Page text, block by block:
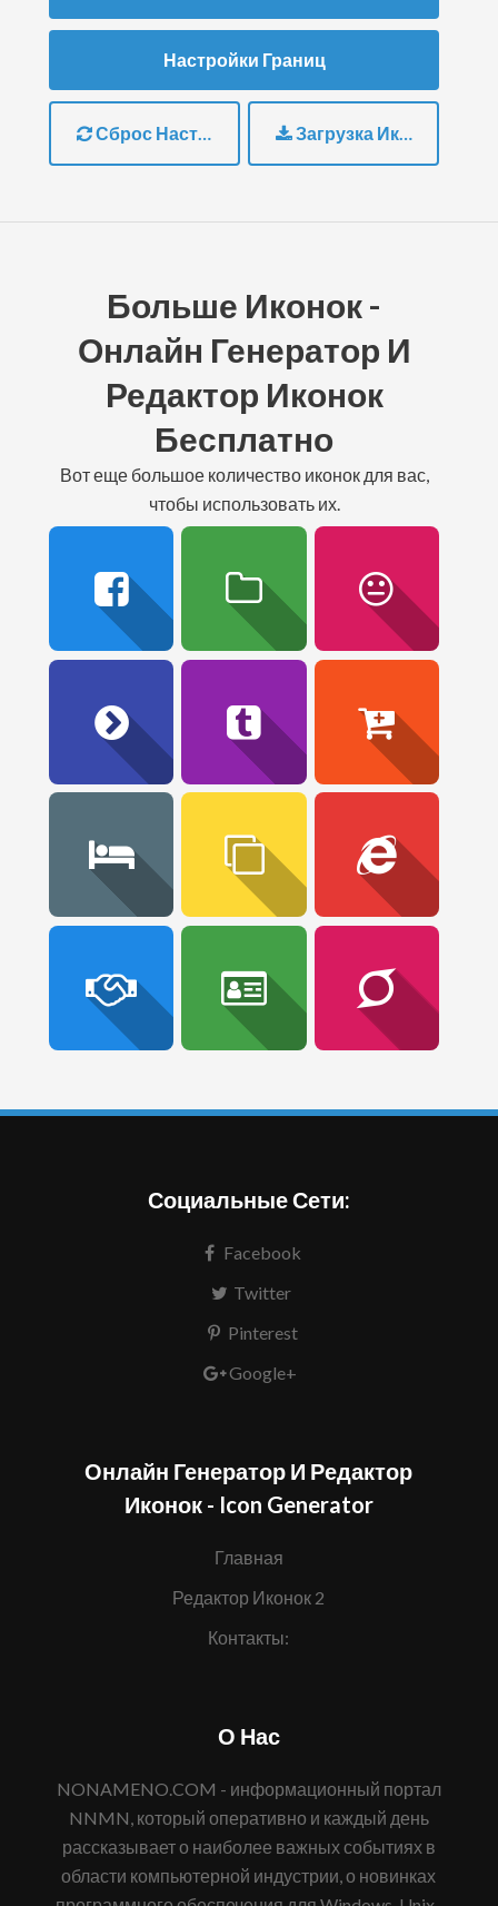
Настройки Границ
Сброс Настроек Загрузка Иконки
Больше Иконок -
Онлайн Генератор И
Редактор Иконок
Бесплатно
вот еще большое количество иконок для вас,
чтобы использовать их.
Социальные Сети:
Facebook
Twitter
Pinterest
Google+
Онлайн Генератор И Редактор
Иконок - Icon Generator
Главная
Редактор Иконок 2
Контакты:
О Нас
NONAMENO.COM - информационный портал
NNMN, который оперативно и каждый день
рассказывает о наиболее важных событиях в
области компьютерной индустрии, о новинках